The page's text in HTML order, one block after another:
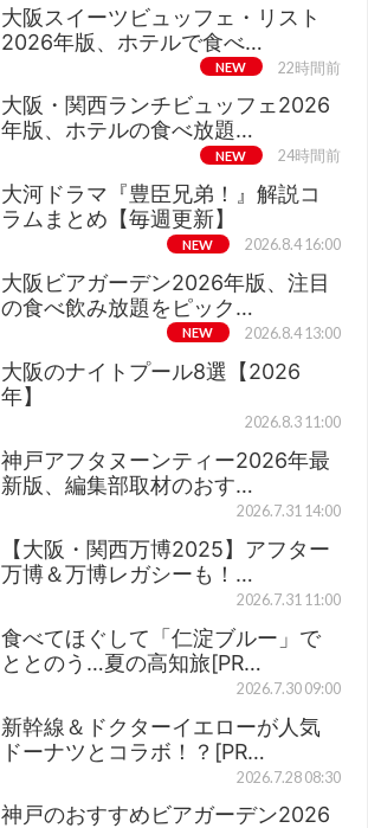
大阪スイーツビュッフェ・リスト
2026年版、ホテルで食べ…
NEW 22時間前
大阪・関西ランチビュッフェ2026
年版、ホテルの食べ放題…
NEW 24時間前
大河ドラマ『豊臣兄弟！』解説コ
ラムまとめ【毎週更新】
NEW 2026.8.4 16:00
大阪ビアガーデン2026年版、注目
の食べ飲み放題をピック…
NEW 2026.8.4 13:00
大阪のナイトプール8選【2026
年】
2026.8.3 11:00
神戸アフタヌーンティー2026年最
新版、編集部取材のおす…
2026.7.31 14:00
【大阪・関西万博2025】アフター
万博＆万博レガシーも！…
2026.7.31 11:00
食べてほぐして「仁淀ブルー」で
ととのう…夏の高知旅[PR…
2026.7.30 09:00
新幹線＆ドクターイエローが人気
ドーナツとコラボ！？[PR…
2026.7.28 08:30
神戸のおすすめビアガーデン2026